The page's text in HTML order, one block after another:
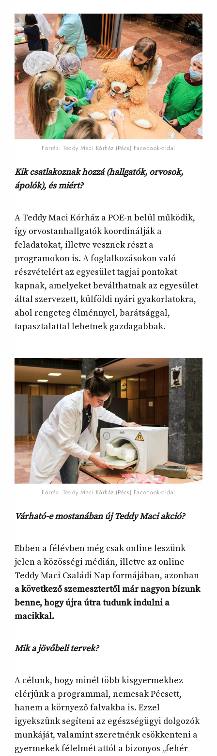
Forrás: Teddy Maci Kórház (Pécs) Facebook-oldal
Kik csatlakoznak hozzá (hallgatók, orvosok,
ápolók), és miért?
A Teddy Maci Kórház a POE-n belül működik,
így orvostanhallgatók koordinálják a
feladatokat, illetve vesznek részt a
programokon is. A foglalkozásokon való
részvételért az egyesület tagjai pontokat
kapnak, amelyeket beválthatnak az egyesület
által szervezett, külföldi nyári gyakorlatokra,
ahol rengeteg élménnyel, barátsággal,
tapasztalattal lehetnek gazdagabbak.
Forrás: Teddy Maci Kórház (Pécs) Facebook-oldal
Várható-e mostanában új Teddy Maci akció?
Ebben a félévben még csak online leszünk
jelen a közösségi médián, illetve az online
Teddy Maci Családi Nap formájában, azonban
a következő szemesztertől már nagyon bízunk
benne, hogy újra útra tudunk indulni a
macikkal.
Mik a jövőbeli tervek?
A célunk, hogy minél több kisgyermekhez
elérjünk a programmal, nemcsak Pécsett,
hanem a környező falvakba is. Ezzel
igyekszünk segíteni az egészségügyi dolgozók
munkáját, valamint szeretnénk csökkenteni a
gyermekek félelmét attól a bizonyos „fehér